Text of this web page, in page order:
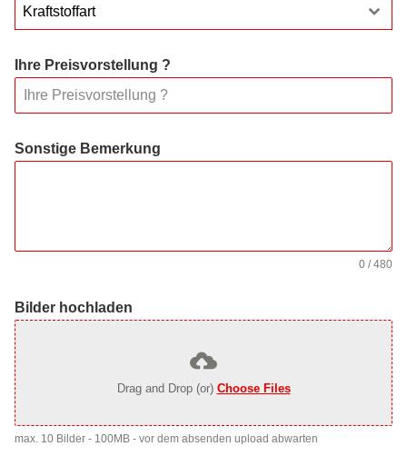
Kraftstoffart
Ihre Preisvorstellung ?
Sonstige Bemerkung
0 / 480
Bilder hochladen
Drag and Drop (or) Choose Files
max. 10 Bilder - 100MB - vor dem absenden upload abwarten